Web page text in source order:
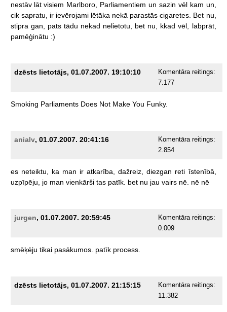
nestāv lāt visiem Marlboro, Parliamentiem un sazin vēl kam un,
cik sapratu, ir ievērojami lētāka nekā parastās cigaretes. Bet nu,
stipra gan, pats tādu nekad nelietotu, bet nu, kkad vēl,
labprāt,
pamēģinātu :)
dzēsts lietotājs, 01.07.2007. 19:10:10
Komentāra reitings:
7.177
Smoking Parliaments Does Not Make You Funky.
anialv, 01.07.2007. 20:41:16
Komentāra reitings:
2.854
es neteiktu, ka man ir atkarība, dažreiz, diezgan reti īstenībā,
uzpīpēju,
jo man vienkārši tas patīk. bet nu jau vairs nē. nē nē
jurgen, 01.07.2007. 20:59:45
Komentāra reitings:
0.009
smēķēju tikai pasākumos. patīk process.
dzēsts lietotājs, 01.07.2007. 21:15:15
Komentāra reitings:
11.382